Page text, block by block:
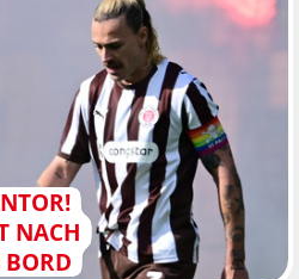
NACH